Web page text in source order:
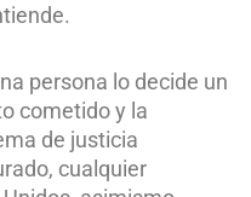
persona lo decide un
cometido y la
de justicia
cualquier